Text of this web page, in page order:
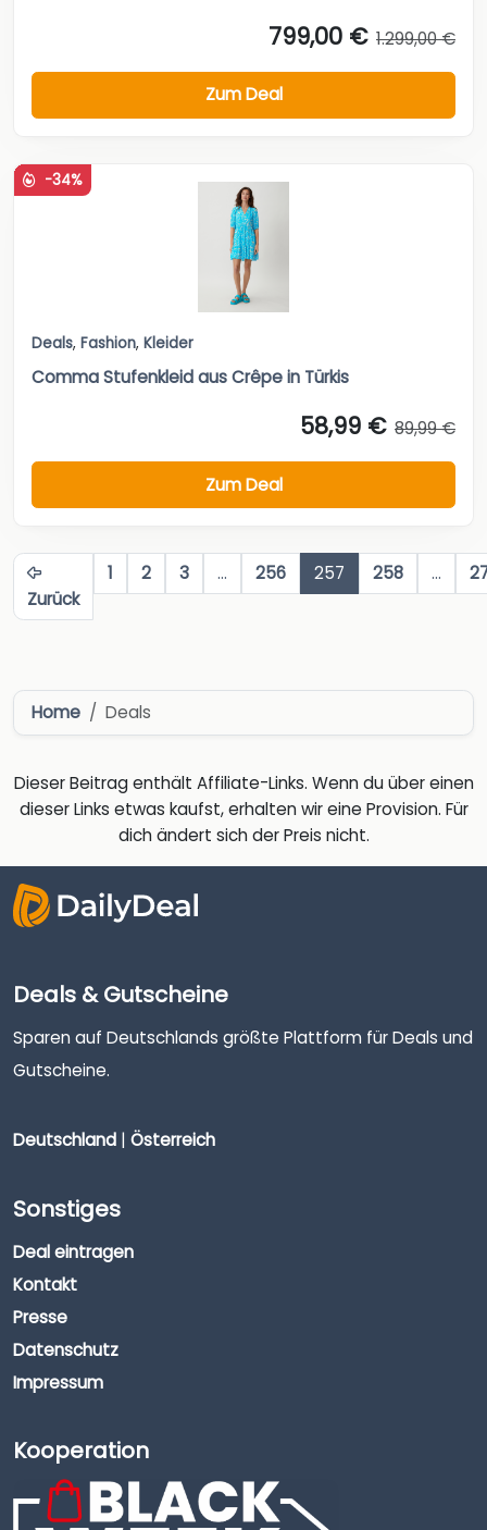
799,00 € 1.299,00 €
Zum Deal
-34%
Deals, Fashion, Kleider
Comma Stufenkleid aus Crêpe in Türkis
58,99 € 89,99 €
Zum Deal
Zurück
1 2 3 … 256 257 258 …
Home Deals
Dieser Beitrag enthält Affiliate-Links. Wenn du über einen
dieser Links etwas kaufst, erhalten wir eine Provision. Für
dich ändert sich der Preis nicht.
Deals & Gutscheine
Sparen auf Deutschlands größte Plattform für Deals und
Gutscheine.
Deutschland | Österreich
Sonstiges
Deal eintragen
Kontakt
Presse
Datenschutz
Impressum
Kooperation